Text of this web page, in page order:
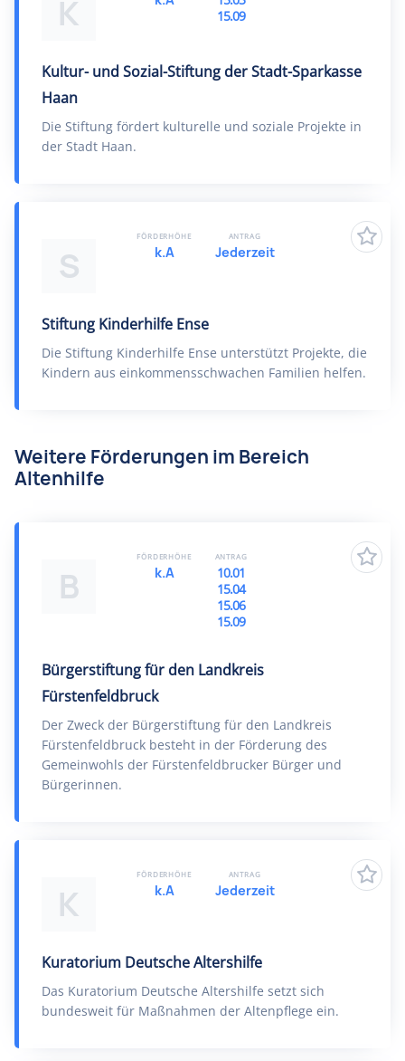
K
Kultur- und Sozial-Stiftung der Stadt-Sparkasse
Haan
Die Stiftung fördert kulturelle und soziale Projekte in
der Stadt Haan.
15.09
S
Stiftung Kinderhilfe Ense
Die Stiftung Kinderhilfe Ense unterstützt Projekte, die
Kindern aus einkommensschwachen Familien helfen.
FÖRDERHÖHE
k.A
ANTRAG
Jederzeit
Weitere Förderungen im Bereich
Altenhilfe
B
Bürgerstiftung für den Landkreis
Fürstenfeldbruck
Der Zweck der Bürgerstiftung für den Landkreis
Fürstenfeldbruck besteht in der Förderung des
Gemeinwohls der Fürstenfeldbrucker Bürger und
Bürgerinnen.
FÖRDERHÖHE
k.A
ANTRAG
10.01
15.04
15.06
15.09
K
Kuratorium Deutsche Altershilfe
Das Kuratorium Deutsche Altershilfe setzt sich
bundesweit für Maßnahmen der Altenpflege ein.
FÖRDERHÖHE
k.A
ANTRAG
Jederzeit